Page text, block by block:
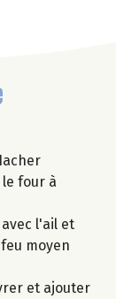
four à
l'ail et
moyen
et ajouter